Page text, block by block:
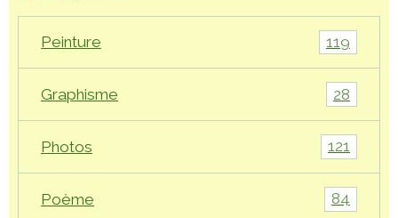
Peinture 119
Graphisme 28
Photos 121
Poème 84